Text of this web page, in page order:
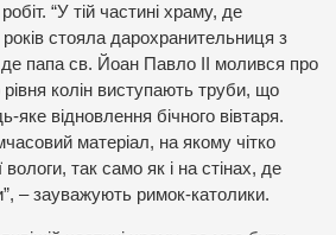
“У тій частині храму, де
стояла дарохранительниця з
папа св. Йоан Павло ІІ молився про
колін виступають труби, що
відновлення бічного вівтаря.
матеріал, на якому чітко
вологи, так само як і на стінах, де
– зауважують римок-католики.